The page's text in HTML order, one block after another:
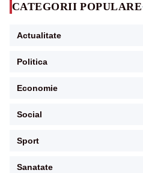
CATEGORII POPULARE
Actualitate
Politica
Economie
Social
Sport
Sanatate